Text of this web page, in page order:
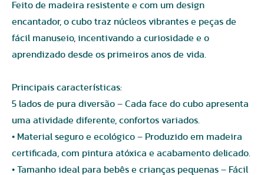
Feito de madeira resistente e com um design
encantador, o cubo traz núcleos vibrantes e peças de
fácil manuseio, incentivando a curiosidade e o
aprendizado desde os primeiros anos de vida.
Principais características:
5 lados de pura diversão – Cada face do cubo apresenta
uma atividade diferente, confortos variados.
• Material seguro e ecológico – Produzido em madeira
certificada, com pintura atóxica e acabamento delicado.
• Tamanho ideal para bebês e crianças pequenas – Fácil